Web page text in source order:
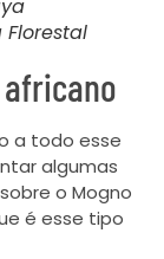
Florestal
a todo esse
algumas
o Mogno
é esse tipo